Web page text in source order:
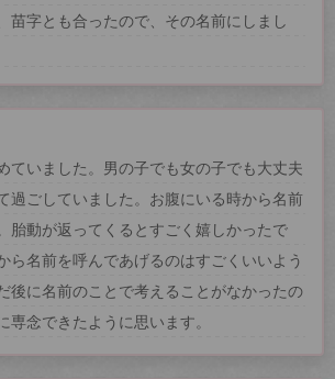
苗字とも合ったので、その名前にしまし
ていました。男の子でも女の子でも大丈夫
過ごしていました。お腹にいる時から名前
胎動が返ってくるとすごく嬉しかったで
ら名前を呼んであげるのはすごくいいよう
後に名前のことで考えることがなかったの
専念できたように思います。